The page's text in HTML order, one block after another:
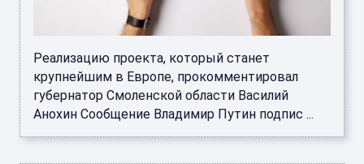
Реализацию проекта, который станет
крупнейшим в Европе, прокомментировал
губернатор Смоленской области Василий
Анохин Сообщение Владимир Путин подпис ...